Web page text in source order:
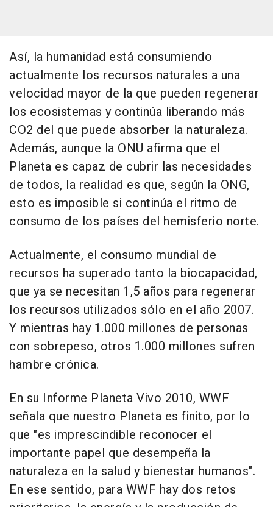
Así, la humanidad está consumiendo
actualmente los recursos naturales a una
velocidad mayor de la que pueden regenerar
los ecosistemas y continúa liberando más
CO2 del que puede absorber la naturaleza.
Además, aunque la ONU afirma que el
Planeta es capaz de cubrir las necesidades
de todos, la realidad es que, según la ONG,
esto es imposible si continúa el ritmo de
consumo de los países del hemisferio norte.
Actualmente, el consumo mundial de
recursos ha superado tanto la biocapacidad,
que ya se necesitan 1,5 años para regenerar
los recursos utilizados sólo en el año 2007.
Y mientras hay 1.000 millones de personas
con sobrepeso, otros 1.000 millones sufren
hambre crónica.
En su Informe Planeta Vivo 2010, WWF
señala que nuestro Planeta es finito, por lo
que "es imprescindible reconocer el
importante papel que desempeña la
naturaleza en la salud y bienestar humanos".
En ese sentido, para WWF hay dos retos